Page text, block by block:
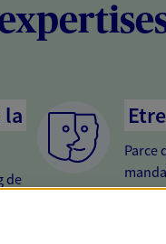
la
de
Parce
pour